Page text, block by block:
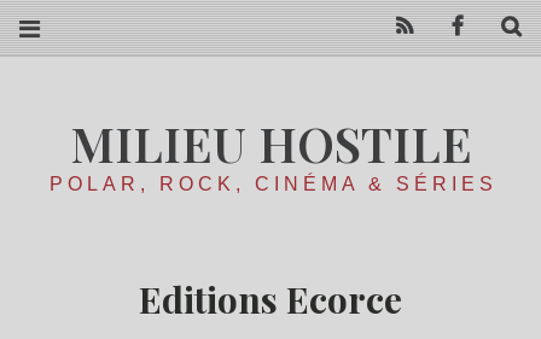
MILIEU HOSTILE
POLAR, ROCK, CINÉMA & SÉRIES
Editions Ecorce
RSS